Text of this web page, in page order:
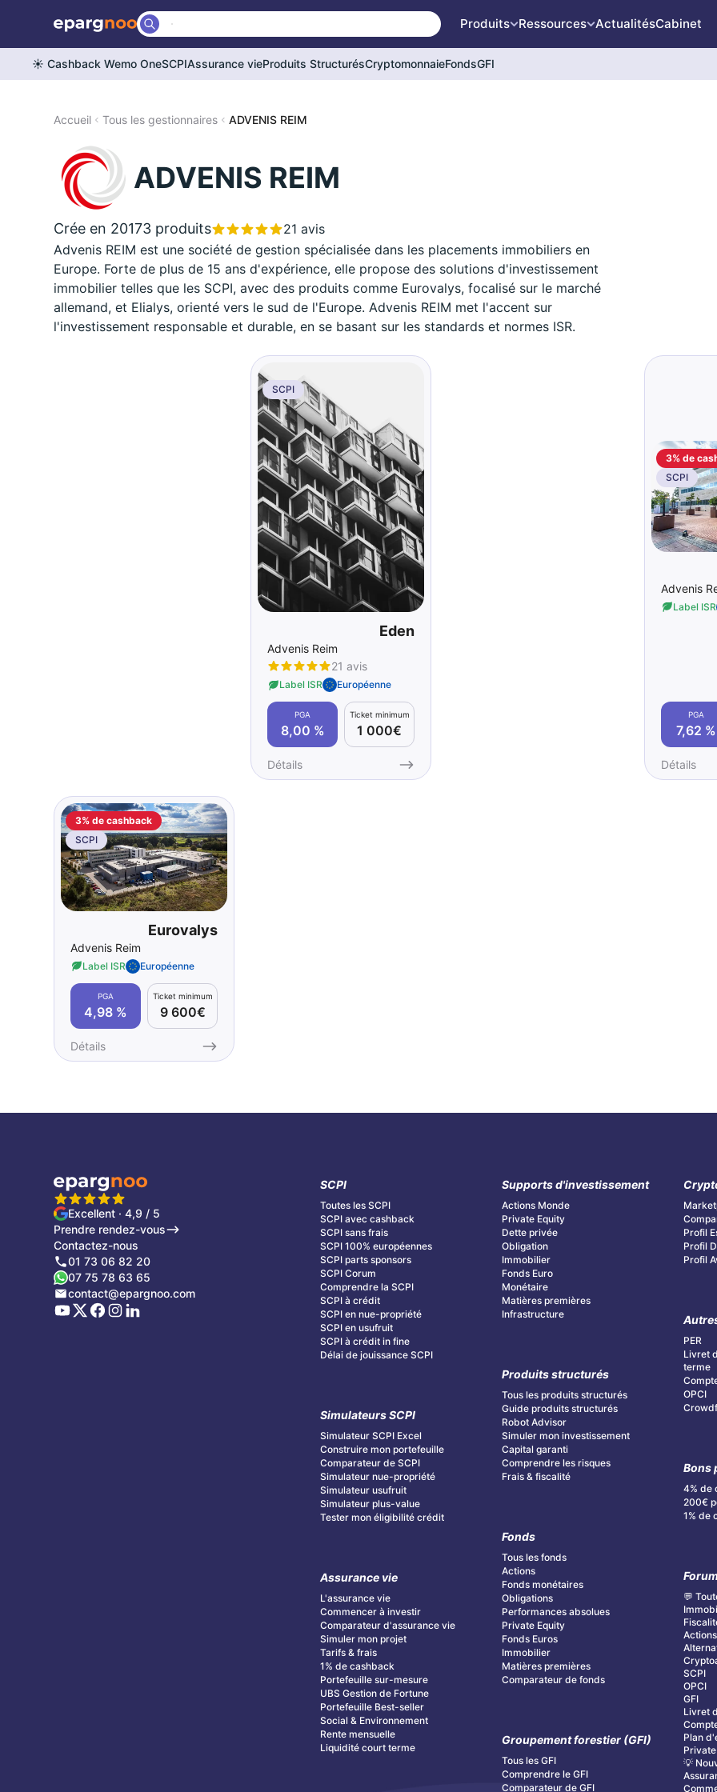
Produits Ressources ActualitésCabinet
☀️ Cashback Wemo OneSCPIAssurance vieProduits StructurésCryptomonnaieFondsGFI
Accueil Tous les gestionnaires ADVENIS REIM
ADVENIS REIM
Crée en 20173 produits
21 avis
Advenis REIM est une société de gestion spécialisée dans les placements immobiliers en
Europe. Forte de plus de 15 ans d'expérience, elle propose des solutions d'investissement
immobilier telles que les SCPI, avec des produits comme Eurovalys, focalisé sur le marché
allemand, et Elialys, orienté vers le sud de l'Europe. Advenis REIM met l'accent sur
l'investissement responsable et durable, en se basant sur les standards et normes ISR.
SCPI
Eden
Advenis Reim
21 avis
Label ISR Européenne
PGA
8,00 %
Ticket minimum
1 000€
Détails
3% de
SCPI
Advenis
Label ISR
PGA
7,62 %
Détails
3% de cashback
SCPI
Eurovalys
Advenis Reim
Label ISR Européenne
PGA
4,98 %
Ticket minimum
9 600€
Détails
Excellent · 4,9 / 5
Prendre rendez-vous
Contactez-nous
01 73 06 82 20
07 75 78 63 65
contact@epargnoo.com
SCPI
Toutes les SCPI
SCPI avec cashback
SCPI sans frais
SCPI 100% européennes
SCPI parts sponsors
SCPI Corum
Comprendre la SCPI
SCPI à crédit
SCPI en nue-propriété
SCPI en usufruit
SCPI à crédit in fine
Délai de jouissance SCPI
Simulateurs SCPI
Simulateur SCPI Excel
Construire mon portefeuille
Comparateur de SCPI
Simulateur nue-propriété
Simulateur usufruit
Simulateur plus-value
Tester mon éligibilité crédit
Assurance vie
L'assurance vie
Commencer à investir
Comparateur d'assurance vie
Simuler mon projet
Tarifs & frais
1% de cashback
Portefeuille sur-mesure
UBS Gestion de Fortune
Portefeuille Best-seller
Social & Environnement
Rente mensuelle
Liquidité court terme
Supports d'investissement
Actions Monde
Private Equity
Dette privée
Obligation
Immobilier
Fonds Euro
Monétaire
Matières premières
Infrastructure
Produits structurés
Tous les produits structurés
Guide produits structurés
Robot Advisor
Simuler mon investissement
Capital garanti
Comprendre les risques
Frais & fiscalité
Fonds
Tous les fonds
Actions
Fonds monétaires
Obligations
Performances absolues
Private Equity
Fonds Euros
Immobilier
Matières premières
Comparateur de fonds
Groupement forestier (GFI)
Tous les GFI
Comprendre le GFI
Comparateur de GFI
Profil
Profil
Profil
PER
Livret
terme
OPCI
Bons
4% de
200€
1% de
💬
Actions
SCPI
OPCI
GFI
Livret
Plan
💡